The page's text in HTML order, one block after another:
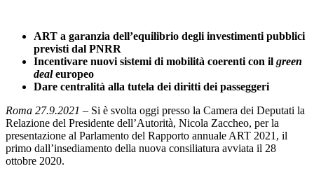
ART a garanzia dell’equilibrio degli investimenti pubblici
previsti dal PNRR
Incentivare nuovi sistemi di mobilità coerenti con il green
dealeuropeo
Dare centralità alla tutela dei diritti dei passeggeri
Roma 27.9.2021 – Si è svolta oggi presso la Camera dei Deputati la
Relazione del Presidente dell’Autorità, Nicola Zaccheo, per la
presentazione al Parlamento del Rapporto annuale ART 2021, il
primo dall’insediamento della nuova consiliatura avviata il 28
ottobre 2020.